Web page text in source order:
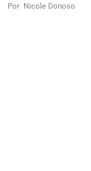
Por Nicole Donoso